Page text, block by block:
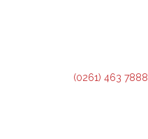
(0261) 463 7888